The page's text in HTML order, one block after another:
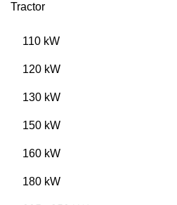
Tractor
110 kW
120 kW
130 kW
150 kW
160 kW
180 kW